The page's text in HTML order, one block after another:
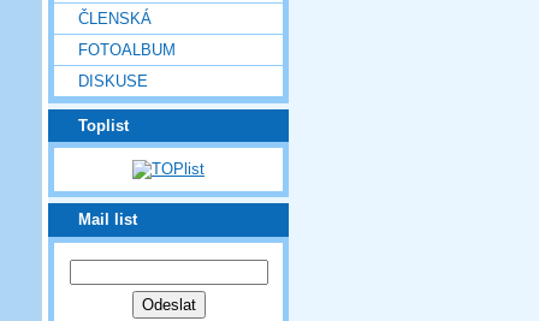
ČLENSKÁ
FOTOALBUM
DISKUSE
Toplist
Mail list